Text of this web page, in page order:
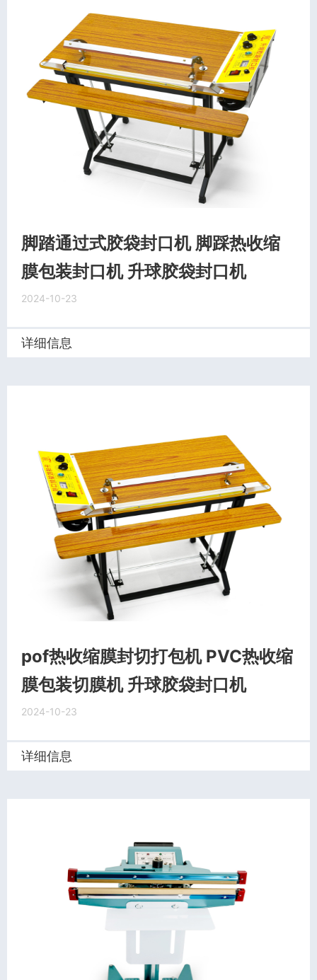
脚踏通过式胶袋封口机 脚踩热收缩
膜包装封口机 升球胶袋封口机
2024-10-23
详细信息
pof热收缩膜封切打包机 PVC热收缩
膜包装切膜机 升球胶袋封口机
2024-10-23
详细信息